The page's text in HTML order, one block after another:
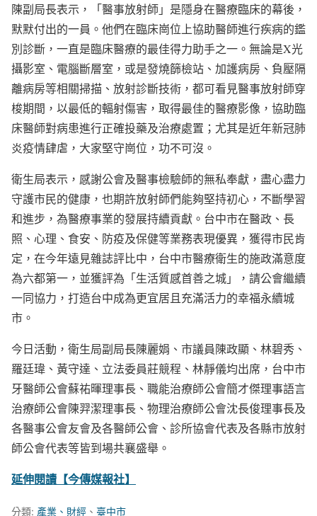
陳副局長表示，「醫事放射師」是隱身在醫療臨床的幕後，
默默付出的一員。他們在臨床崗位上協助醫師進行疾病的鑑
別診斷，一直是臨床醫療的最佳得力助手之一。無論是X光
攝影室、電腦斷層室，或是發燒篩檢站、加護病房、負壓隔
離病房等相關掃描、放射診斷技術，都可看見醫事放射師穿
梭期間，以最低的輻射傷害，取得最佳的醫療影像，協助臨
床醫師對病患進行正確投藥及治療處置；尤其是近年新冠肺
炎疫情肆虐，大家堅守崗位，功不可沒。
衛生局表示，感謝公會及醫事檢驗師的無私奉獻，盡心盡力
守護市民的健康，也期許放射師們能夠堅持初心，不斷學習
和進步，為醫療事業的發展持續貢獻。台中市在醫政、長
照、心理、食安、防疫及保健等業務表現優異，獲得市民肯
定，在今年遠見雜誌評比中，台中市醫療衛生的施政滿意度
為六都第一，並獲評為「生活質感首善之城」，請公會繼續
一同協力，打造台中成為更宜居且充滿活力的幸福永續城
市。
今日活動，衛生局副局長陳麗娟、市議員陳政顯、林碧秀、
羅廷瑋、黃守達、立法委員莊競程、林靜儀均出席，台中市
牙醫師公會蘇祐暉理事長、職能治療師公會簡才傑理事語言
治療師公會陳羿潔理事長、物理治療師公會沈長俊理事長及
各醫事公會友會及各醫師公會、診所協會代表及各縣市放射
師公會代表等皆到場共襄盛舉。
延伸閱讀【今傳媒報社】
分類: 產業、財經 、 臺中市